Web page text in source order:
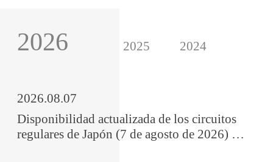
2026 2025 2024
2026.08.07
Disponibilidad actualizada de los circuitos
regulares de Japón (7 de agosto de 2026) …